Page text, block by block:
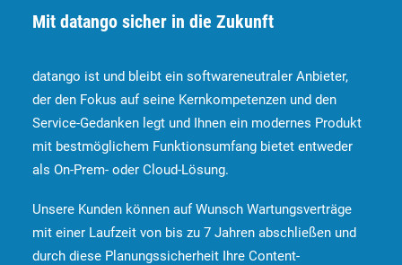
Mit datango sicher in die Zukunft
datango ist und bleibt ein softwareneutraler Anbieter,
der den Fokus auf seine Kernkompetenzen und den
Service-Gedanken legt und Ihnen ein modernes Produkt
mit bestmöglichem Funktionsumfang bietet entweder
als On-Prem- oder Cloud-Lösung.
Unsere Kunden können auf Wunsch Wartungsverträge
mit einer Laufzeit von bis zu 7 Jahren abschließen und
durch diese Planungssicherheit Ihre Content-